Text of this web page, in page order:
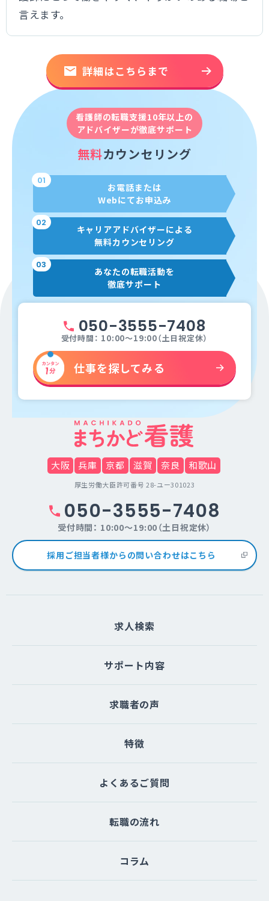
言えます。
詳細はこちらまで
看護師の転職支援10年以上の
アドバイザーが徹底サポート
無料カウンセリング
01
お電話または
Webにてお申込み
02
キャリアアドバイザーによる
無料カウンセリング
03
あなたの転職活動を
徹底サポート
050-3555-7408
受付時間： 10:00～19:00（土日祝定休）
仕事を探してみる
大阪 兵庫 京都 滋賀 奈良 和歌山
厚生労働大臣許可番号 28-ユー301023
050-3555-7408
受付時間： 10:00～19:00（土日祝定休）
採用ご担当者様からの問い合わせはこちら
求人検索
サポート内容
求職者の声
特徴
よくあるご質問
転職の流れ
コラム